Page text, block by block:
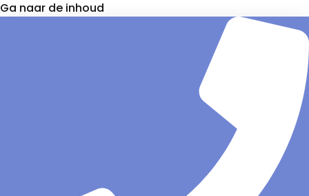
Ga naar de inhoud